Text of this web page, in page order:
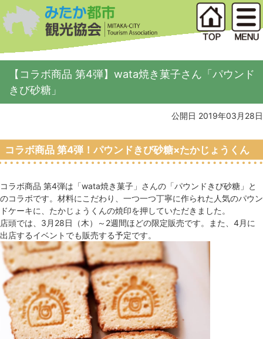
【コラボ商品 第4弾】wata焼き菓子さん「パウンド
きび砂糖」
公開日 2019年03月28日
コラボ商品 第4弾！パウンドきび砂糖×たかじょうくん
コラボ商品 第4弾は「wata焼き菓子」さんの「パウンドきび砂糖」と
のコラボです。材料にこだわり、一つ一つ丁寧に作られた人気のパウン
ドケーキに、たかじょうくんの焼印を押していただきました。
店頭では、3月28日（木）～2週間ほどの限定販売です。また、4月に
出店するイベントでも販売する予定です。